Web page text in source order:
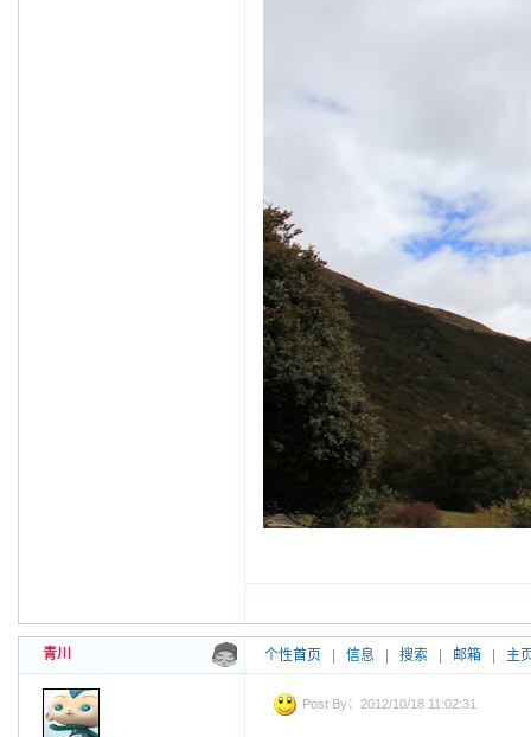
青川 个性首页 信息 搜索 邮箱 主
Post By：2012/10/18 11:02:31